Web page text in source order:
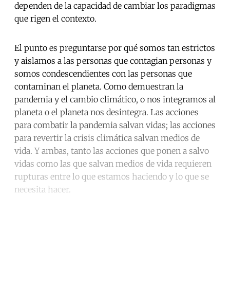
dependen de la capacidad de cambiar los paradigmas
que rigen el contexto.
El punto es preguntarse por qué somos tan estrictos
y aislamos a las personas que contagian personas y
somos condescendientes con las personas que
contaminan el planeta. Como demuestran la
pandemia y el cambio climático, o nos integramos al
planeta o el planeta nos desintegra. Las acciones
para combatir la pandemia salvan vidas; las acciones
para revertir la crisis climática salvan medios de
vida. Y ambas, tanto las acciones que ponen a salvo
vidas como las que salvan medios de vida requieren
rupturas entre lo que estamos haciendo y lo que se
necesita hacer.